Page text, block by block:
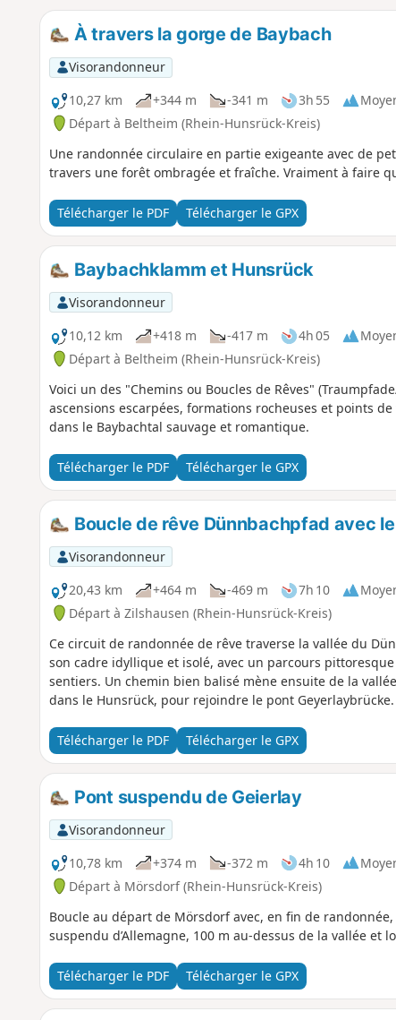
À travers la gorge de Baybach
Visorandonneur
10,27 km
+344 m -341 m 3h 55
Départ à Beltheim (Rhein-Hunsrück-Kreis)
Une randonnée circulaire en partie exigeante avec de
travers une forêt ombragée et fraîche. Vraiment à faire
Télécharger le PDF Télécharger le GPX
Baybachklamm et Hunsrück
Visorandonneur
10,12 km
+418 m -417 m 4h 05
Départ à Beltheim (Rhein-Hunsrück-Kreis)
Voici un des "Chemins ou Boucles de Rêves"
ascensions escarpées, formations rocheuses et points
dans le Baybachtal sauvage et romantique.
Télécharger le PDF Télécharger le GPX
Boucle de rêve Dünnbachpfad avec
Visorandonneur
20,43 km
+464 m -469 m 7h 10
Départ à Zilshausen (Rhein-Hunsrück-Kreis)
Ce circuit de randonnée de rêve traverse la vallée du
son cadre idyllique et isolé, avec un parcours
sentiers. Un chemin bien balisé mène ensuite de la
dans le Hunsrück, pour rejoindre le pont Geyerlaybrücke.
Télécharger le PDF Télécharger le GPX
Pont suspendu de Geierlay
Visorandonneur
10,78 km
+374 m -372 m 4h 10
Départ à Mörsdorf (Rhein-Hunsrück-Kreis)
Boucle au départ de Mörsdorf avec, en fin de
suspendu d’Allemagne, 100 m au-dessus de la vallée et
Télécharger le PDF Télécharger le GPX